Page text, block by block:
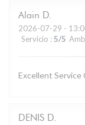
Alain D
2026-07-29 -
Servicio : 5/5
Excellent Service
DENIS D